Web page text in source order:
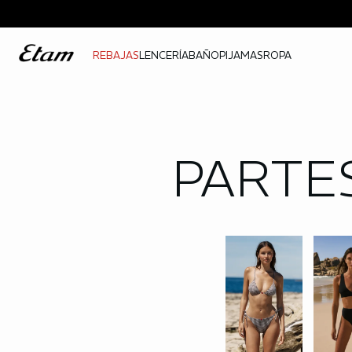
REBAJASLENCERÍABAÑOPIJAMASROPA